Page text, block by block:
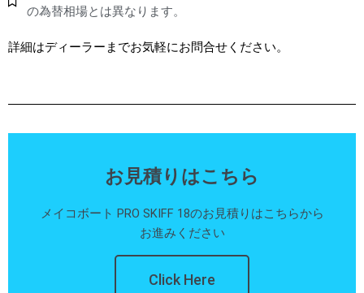
の為替相場とは異なります。
詳細はディーラーまでお気軽にお問合せください。
お見積りはこちら
メイコボート PRO SKIFF 18のお見積りはこちらから
お進みください
Click Here